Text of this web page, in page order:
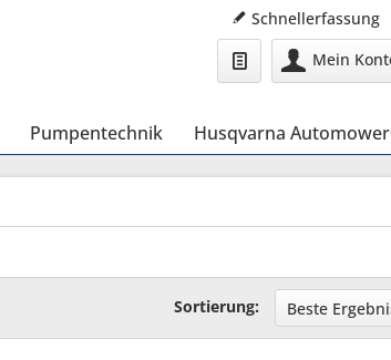
Schnellerfassung
Mein
Pumpentechnik Husqvarna
Sortierung: